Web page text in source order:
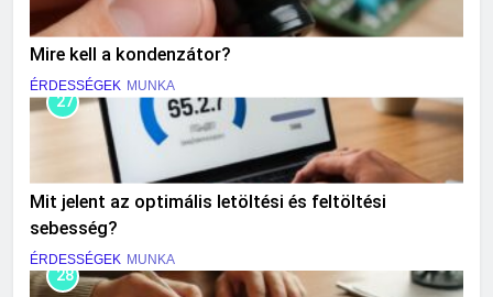
Mire kell a kondenzátor?
ÉRDESSÉGEK MUNKA
27
Mit jelent az optimális letöltési és feltöltési
sebesség?
ÉRDESSÉGEK MUNKA
28